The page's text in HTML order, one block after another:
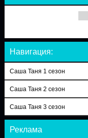
Навигация:
Саша Таня 1 сезон
Саша Таня 2 сезон
Саша Таня 3 сезон
Реклама